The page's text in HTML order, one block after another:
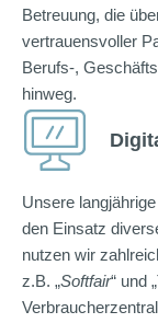
Betreuung, die
vertrauensvoller
Berufs-,
hinweg.
Unsere
den Einsatz
nutzen wir
z.B. „Softfair“ und